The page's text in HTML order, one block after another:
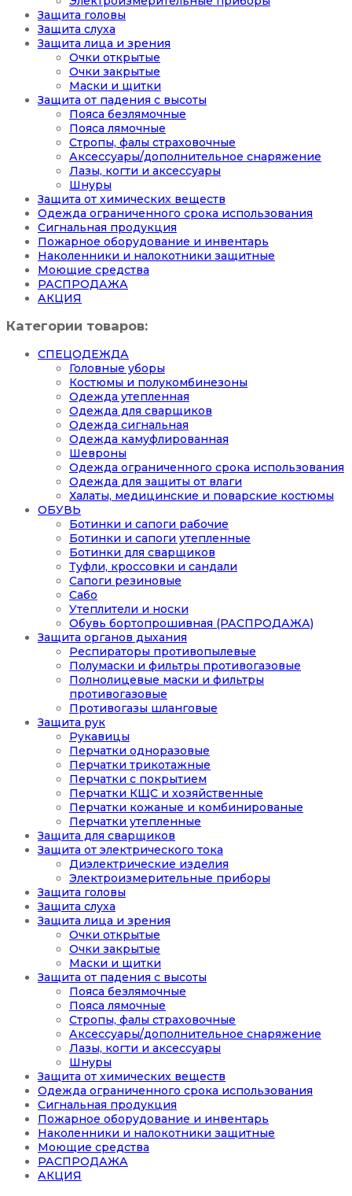
Защита головы
Защита слуха
Защита лица и зрения
Очки открытые
Очки закрытые
Маски и щитки
Защита от падения с высоты
Пояса безлямочные
Пояса лямочные
Стропы, фалы страховочные
Аксессуары/дополнительное снаряжение
Лазы, когти и аксессуары
Шнуры
Защита от химических веществ
Одежда ограниченного срока использования
Сигнальная продукция
Пожарное оборудование и инвентарь
Наколенники и налокотники защитные
Моющие средства
РАСПРОДАЖА
АКЦИЯ
Категории товаров:
СПЕЦОДЕЖДА
Головные уборы
Костюмы и полукомбинезоны
Одежда утепленная
Одежда для сварщиков
Одежда сигнальная
Одежда камуфлированная
Шевроны
Одежда ограниченного срока использования
Одежда для защиты от влаги
Халаты, медицинские и поварские костюмы
ОБУВЬ
Ботинки и сапоги рабочие
Ботинки и сапоги утепленные
Ботинки для сварщиков
Туфли, кроссовки и сандали
Сапоги резиновые
Сабо
Утеплители и носки
Обувь бортопрошивная (РАСПРОДАЖА)
Защита органов дыхания
Респираторы противопылевые
Полумаски и фильтры противогазовые
Полнолицевые маски и фильтры
противогазовые
Противогазы шланговые
Защита рук
Рукавицы
Перчатки одноразовые
Перчатки трикотажные
Перчатки с покрытием
Перчатки КЩС и хозяйственные
Перчатки кожаные и комбинированые
Перчатки утепленные
Защита для сварщиков
Защита от электрического тока
Диэлектрические изделия
Электроизмерительные приборы
Защита головы
Защита слуха
Защита лица и зрения
Очки открытые
Очки закрытые
Маски и щитки
Защита от падения с высоты
Пояса безлямочные
Пояса лямочные
Стропы, фалы страховочные
Аксессуары/дополнительное снаряжение
Лазы, когти и аксессуары
Шнуры
Защита от химических веществ
Одежда ограниченного срока использования
Сигнальная продукция
Пожарное оборудование и инвентарь
Наколенники и налокотники защитные
Моющие средства
РАСПРОДАЖА
АКЦИЯ